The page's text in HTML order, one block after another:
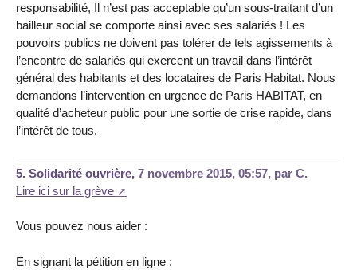
responsabilité, Il n’est pas acceptable qu’un sous-traitant d’un
bailleur social se comporte ainsi avec ses salariés ! Les
pouvoirs publics ne doivent pas tolérer de tels agissements à
l’encontre de salariés qui exercent un travail dans l’intérêt
général des habitants et des locataires de Paris Habitat. Nous
demandons l’intervention en urgence de Paris HABITAT, en
qualité d’acheteur public pour une sortie de crise rapide, dans
l’intérêt de tous.
5. Solidarité ouvrière, 7 novembre 2015, 05:57, par C.
Lire ici sur la grève
Vous pouvez nous aider :
En signant la pétition en ligne :